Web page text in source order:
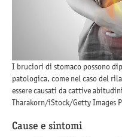
I bruciori di stomaco possono
patologica, come nel caso del
essere causati da cattive
Tharakorn/iStock/Getty Images
Cause e sintomi